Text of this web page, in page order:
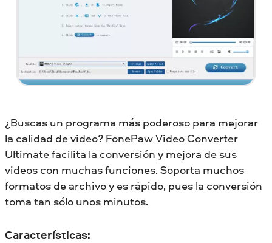
¿Buscas un programa más poderoso para mejorar
la calidad de video? FonePaw Video Converter
Ultimate facilita la conversión y mejora de sus
videos con muchas funciones. Soporta muchos
formatos de archivo y es rápido, pues la conversión
toma tan sólo unos minutos.
Características: